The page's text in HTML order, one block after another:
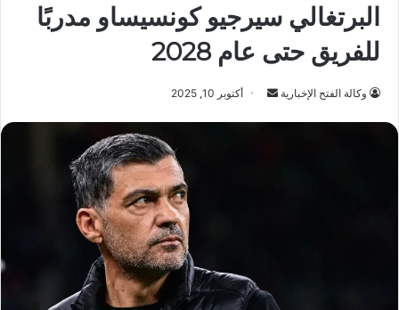
البرتغالي سيرجيو كونسيساو مدربًا
للفريق حتى عام 2028
وكالة الفتح الإخبارية
أرسل أكتوبر 10, 2025